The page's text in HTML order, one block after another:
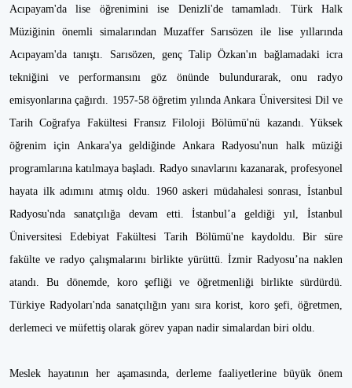
Acıpayam'da lise öğrenimini ise Denizli'de tamamladı. Türk Halk
Müziğinin önemli simalarından Muzaffer Sarısözen ile lise yıllarında
Acıpayam'da tanıştı. Sarısözen, genç Talip Özkan'ın bağlamadaki icra
tekniğini ve performansını göz önünde bulundurarak, onu radyo
emisyonlarına çağırdı. 1957-58 öğretim yılında Ankara Üniversitesi Dil ve
Tarih Coğrafya Fakültesi Fransız Filoloji Bölümü'nü kazandı. Yüksek
öğrenim için Ankara'ya geldiğinde Ankara Radyosu'nun halk müziği
programlarına katılmaya başladı. Radyo sınavlarını kazanarak, profesyonel
hayata ilk adımını atmış oldu. 1960 askeri müdahalesi sonrası, İstanbul
Radyosu'nda sanatçılığa devam etti. İstanbul’a geldiği yıl, İstanbul
Üniversitesi Edebiyat Fakültesi Tarih Bölümü'ne kaydoldu. Bir süre
fakülte ve radyo çalışmalarını birlikte yürüttü. İzmir Radyosu’na naklen
atandı. Bu dönemde, koro şefliği ve öğretmenliği birlikte sürdürdü.
Türkiye Radyoları'nda sanatçılığın yanı sıra korist, koro şefi, öğretmen,
derlemeci ve müfettiş olarak görev yapan nadir simalardan biri oldu.
Meslek hayatının her aşamasında, derleme faaliyetlerine büyük önem